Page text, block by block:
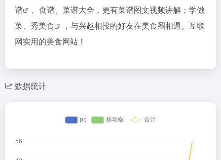
谱
、食谱、菜谱大全，更有菜谱图文视频讲解；学做
菜、秀美食
，与兴趣相投的好友在美食圈相遇。互联
网实用的美食网站！
数据统计